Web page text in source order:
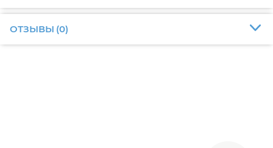
ОТЗЫВЫ (0)